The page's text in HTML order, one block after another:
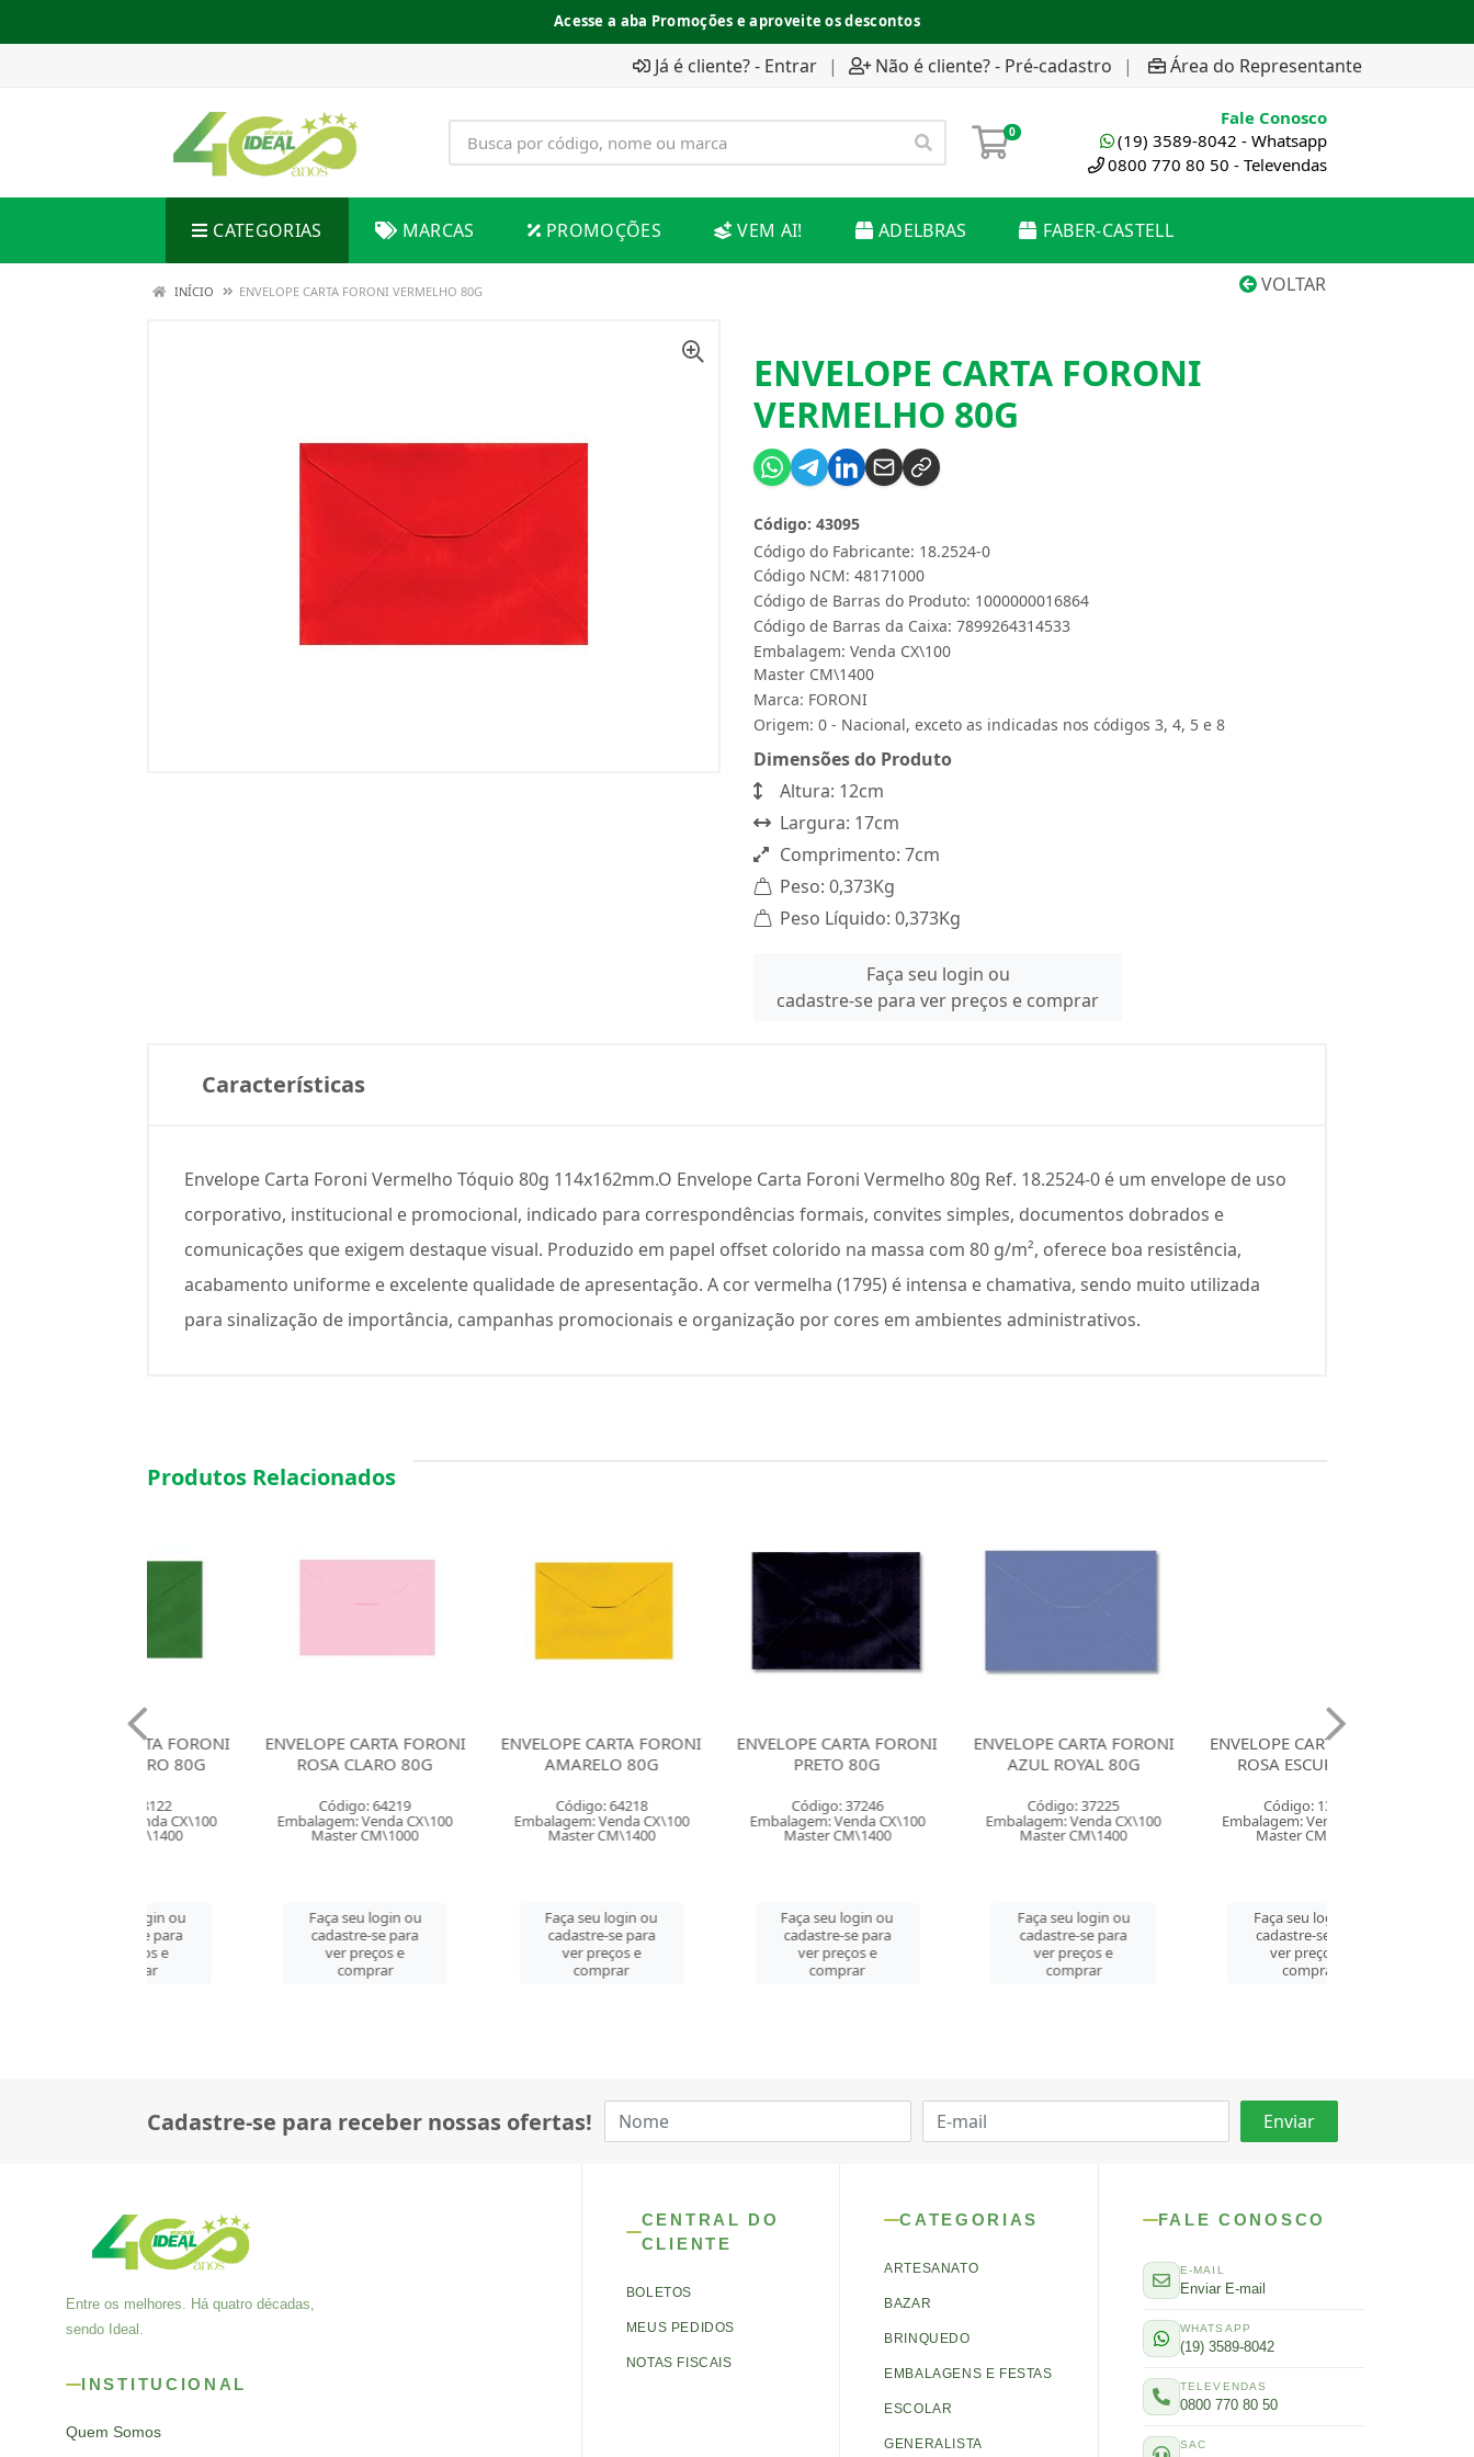
Acesse a aba Promoções e aproveite os descontos
Já é cliente? - Entrar | Não é cliente? - Pré-cadastro | Área do Representante
0
Fale Conosco
(19) 3589-8042 - Whatsapp
0800 770 80 50 - Televendas
CATEGORIAS MARCAS PROMOÇÕES VEM AI! ADELBRAS FABER-CASTELL
VOLTAR
INÍCIO ENVELOPE CARTA FORONI VERMELHO 80G
ENVELOPE CARTA FORONI
VERMELHO 80G
Código do Fabricante: 18.2524-0
Código: 43095
Código NCM: 48171000
Código de Barras do Produto: 1000000016864
Código de Barras da Caixa: 7899264314533
Embalagem: Venda CX\100
Master CM\1400
Marca: FORONI
Origem: 0 - Nacional, exceto as indicadas nos códigos 3, 4, 5 e 8
Dimensões do Produto
Altura: 12cm
Largura: 17cm
Comprimento: 7cm
Peso: 0,373Kg
Peso Líquido: 0,373Kg
Faça seu login ou
cadastre-se para ver preços e comprar
Características
Envelope Carta Foroni Vermelho Tóquio 80g 114x162mm.O Envelope Carta Foroni Vermelho 80g Ref. 18.2524-0 é um envelope de uso
corporativo, institucional e promocional, indicado para correspondências formais, convites simples, documentos dobrados e
comunicações que exigem destaque visual. Produzido em papel offset colorido na massa com 80 g/m², oferece boa resistência,
acabamento uniforme e excelente qualidade de apresentação. A cor vermelha (1795) é intensa e chamativa, sendo muito utilizada
para sinalização de importância, campanhas promocionais e organização por cores em ambientes administrativos.
Produtos Relacionados
ENVELOPE CARTA FORONI
ROSA CLARO 80G
Embalagem: Venda CX\100
Master CM\1000
Faça seu login ou
cadastre-se para
ENVELOPE CARTA FORONI
AMARELO 80G
Embalagem: Venda CX\100
Master CM\1400
Faça seu login ou
cadastre-se para
ENVELOPE CARTA FORONI
Embalagem: Venda CX\100
Master CM\1400
Faça seu login ou
cadastre-se para
ENVELOPE CARTA FORONI
AZUL ROYAL 80G
Embalagem: Venda CX\100
Master CM\1400
Faça seu login ou
cadastre-se para
ENVELOPE CARTA FORONI
ROSA ESCURO 80G
Embalagem: Venda CX\100
Master CM\1400
Faça seu login ou
cadastre-se para
Cadastre-se para receber nossas ofertas!
Entre os melhores. Há quatro décadas,
sendo Ideal.
INSTITUCIONAL
Quem Somos
CENTRAL DO
CLIENTE
BOLETOS
MEUS PEDIDOS
NOTAS FISCAIS
CATEGORIAS
ARTESANATO
BAZAR
BRINQUEDO
EMBALAGENS E FESTAS
ESCOLAR
GENERALISTA
FALE CONOSCO
E-MAIL
Enviar E-mail
WHATSAPP
(19) 3589-8042
TELEVENDAS
0800 770 80 50
SAC